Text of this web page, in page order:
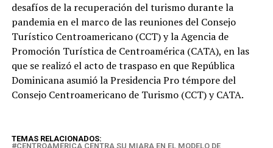
desafíos de la recuperación del turismo durante la
pandemia en el marco de las reuniones del Consejo
Turístico Centroamericano (CCT) y la Agencia de
Promoción Turística de Centroamérica (CATA), en las
que se realizó el acto de traspaso en que República
Dominicana asumió la Presidencia Pro témpore del
Consejo Centroamericano de Turismo (CCT) y CATA.
TEMAS RELACIONADOS:
CENTROAMERICA CENTRA SU MIARA EN EL MODELO DE